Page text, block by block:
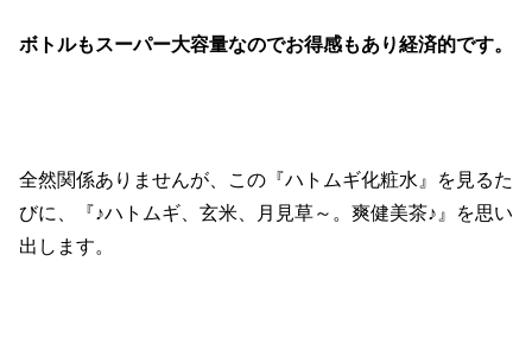
ボトルもスーパー大容量なのでお得感もあり経済的です。
全然関係ありませんが、この『ハトムギ化粧水』を見るた
びに、『♪ハトムギ、玄米、月見草～。爽健美茶♪』を思い
出します。